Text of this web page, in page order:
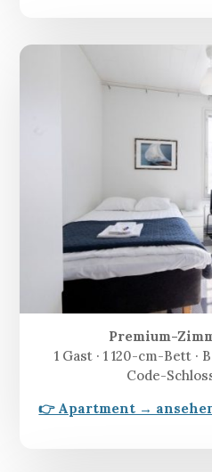
Premium-
1 Gast · 1 120-cm-Bett ·
Code-
👉 Apartment →